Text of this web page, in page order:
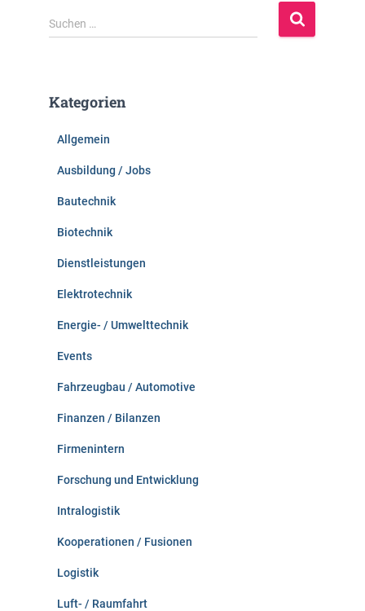
S
u
n
Suchen …
Kategorien
Allgemein
Ausbildung / Jobs
Bautechnik
Biotechnik
Dienstleistungen
Elektrotechnik
Energie- / Umwelttechnik
Events
Fahrzeugbau / Automotive
Finanzen / Bilanzen
Firmenintern
Forschung und Entwicklung
Intralogistik
Kooperationen / Fusionen
Logistik
Luft- / Raumfahrt